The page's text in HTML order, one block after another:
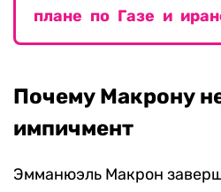
плане по Газе и
Почему Макрону
импичмент
Эмманюэль Макрон